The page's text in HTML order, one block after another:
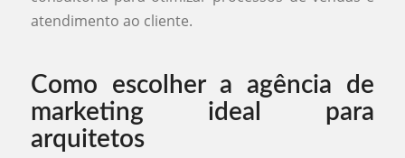
atendimento ao cliente.
Como escolher a agência de
marketing ideal para
arquitetos